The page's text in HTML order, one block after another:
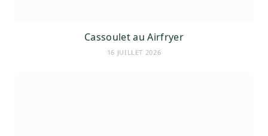
Cassoulet au Airfryer
16 JUILLET 2026